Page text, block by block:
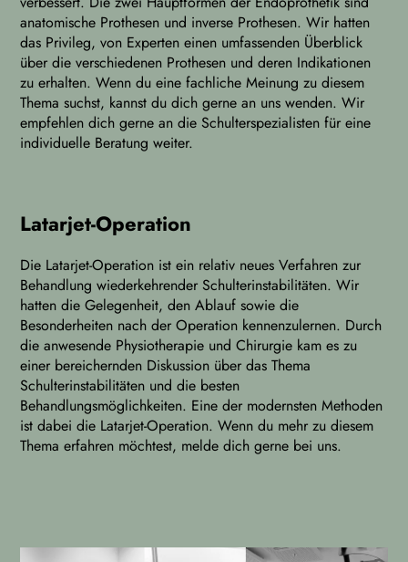
anatomische Prothesen und inverse Prothesen. Wir hatten
das Privileg, von Experten einen umfassenden Überblick
über die verschiedenen Prothesen und deren Indikationen
zu erhalten. Wenn du eine fachliche Meinung zu diesem
Thema suchst, kannst du dich gerne an uns wenden. Wir
empfehlen dich gerne an die Schulterspezialisten für eine
individuelle Beratung weiter.
Latarjet-Operation
Die Latarjet-Operation ist ein relativ neues Verfahren zur
Behandlung wiederkehrender Schulterinstabilitäten. Wir
hatten die Gelegenheit, den Ablauf sowie die
Besonderheiten nach der Operation kennenzulernen. Durch
die anwesende Physiotherapie und Chirurgie kam es zu
einer bereichernden Diskussion über das Thema
Schulterinstabilitäten und die besten
Behandlungsmöglichkeiten. Eine der modernsten Methoden
ist dabei die Latarjet-Operation. Wenn du mehr zu diesem
Thema erfahren möchtest, melde dich gerne bei uns.